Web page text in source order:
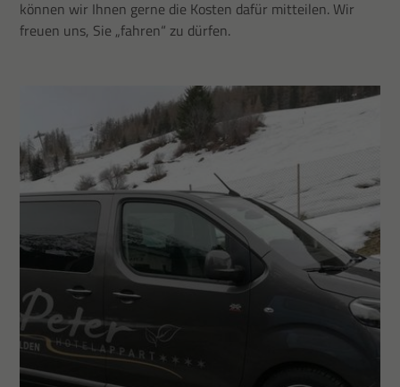
können wir Ihnen gerne die Kosten dafür mitteilen. Wir
freuen uns, Sie „fahren“ zu dürfen.